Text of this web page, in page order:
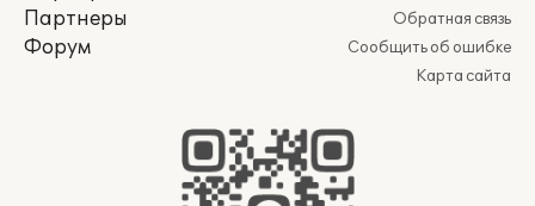
Партнеры
Форум
Обратная связь
Сообщить об ошибке
Карта сайта